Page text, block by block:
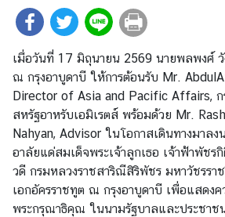
ข่
า
ว
แ
ล
ะ
ป
ร
ะ
ก
เมื่อวันที่ 17 มิถุนายน 2569 นายพลพงศ์
ณ กรุงอาบูดาบี ให้การต้อนรับ Mr.
Director of Asia and Pacific Affairs, กร
สหรัฐอาหรับเอมิเรตส์ พร้อมด้วย Mr.
Nahyan, Advisor ในโอกาสเดินทางมาล
อาลัยแด่สมเด็จพระเจ้าลูกเธอ เจ้าฟ้าพัชร
วดี กรมหลวงราชสาริณีสิริพัชร มหาวัชรรา
เอกอัครราชทูต ณ กรุงอาบูดาบี เพื่อแสดง
พระกรุณาธิคุณ ในนามรัฐบาลและประชาช